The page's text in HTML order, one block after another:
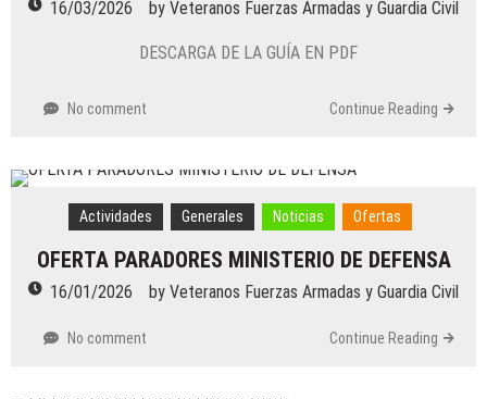
16/03/2026 by Veteranos Fuerzas Armadas y Guardia Civil
DESCARGA DE LA GUÍA EN PDF
No comment Continue Reading
Actividades Generales Noticias Ofertas
OFERTA PARADORES MINISTERIO DE DEFENSA
16/01/2026 by Veteranos Fuerzas Armadas y Guardia Civil
No comment Continue Reading